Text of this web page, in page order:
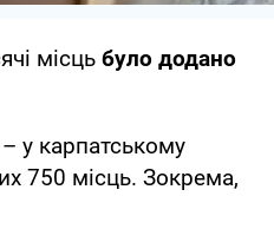
місць було додано
у карпатському
750 місць. Зокрема,